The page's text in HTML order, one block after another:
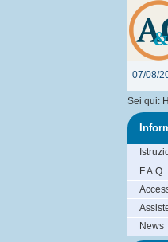
07/08/
Sei qui:
F.A.Q.
News